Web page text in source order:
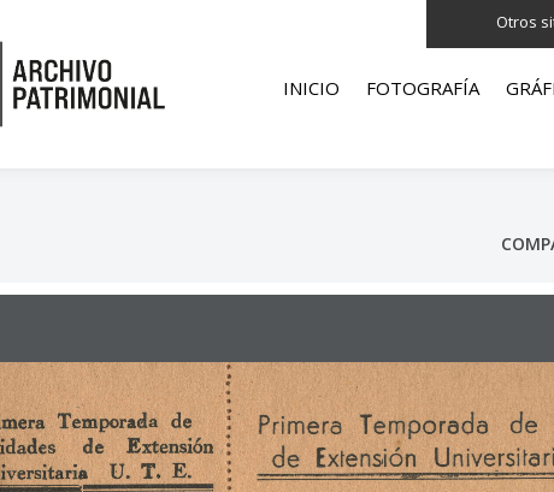
Otros
INICIO FOTOGRAFÍA